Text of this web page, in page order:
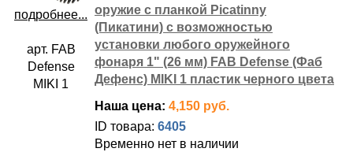
подробнее...
арт. FAB
Defense
MIKI 1
оружие с планкой Picatinny
(Пикатини) с возможностью
установки любого оружейного
фонаря 1" (26 мм) FAB Defense (Фаб
Дефенс) MIKI 1 пластик черного цвета
Наша цена: 4,150 руб.
ID товара: 6405
Временно нет в наличии